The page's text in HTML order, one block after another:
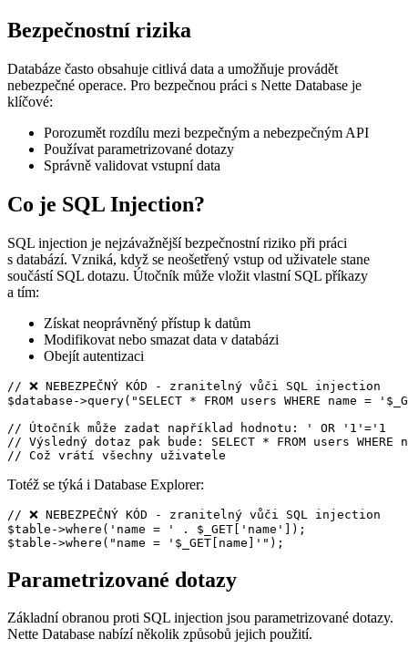
Bezpečnostní rizika
Databáze často obsahuje citlivá data a umožňuje provádět
nebezpečné operace. Pro bezpečnou práci s Nette Database je
klíčové:
Porozumět rozdílu mezi bezpečným a nebezpečným API
Používat parametrizované dotazy
Správně validovat vstupní data
Co je SQL Injection?
SQL injection je nejzávažnější bezpečnostní riziko při práci
s databází. Vzniká, když se neošetřený vstup od uživatele stane
součástí SQL dotazu. Útočník může vložit vlastní SQL příkazy
a tím:
Získat neoprávněný přístup k datům
Modifikovat nebo smazat data v databázi
Obejít autentizaci
// ❌ NEBEZPEČNÝ KÓD - zranitelný vůči SQL injection
$database->query("SELECT * FROM users WHERE name =
// Útočník může zadat například hodnotu: ' OR '1'='1
// Výsledný dotaz pak bude: SELECT * FROM users
Totéž se týká i Database Explorer:
// ❌ NEBEZPEČNÝ KÓD - zranitelný vůči SQL injection
$table->where('name = ' . $_GET['name']);
Parametrizované dotazy
Základní obranou proti SQL injection jsou parametrizované dotazy.
Nette Database nabízí několik způsobů jejich použití.